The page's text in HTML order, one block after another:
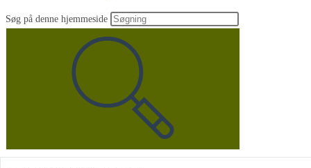
Søg på denne hjemmeside